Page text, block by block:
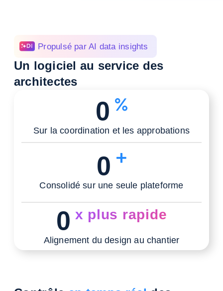
Propulsé par AI data insights
Un logiciel au service des
architectes
Sur la coordination et les approbations
0
Consolidé sur une seule plateforme
0
Alignement du design au chantier
0 x plus rapide